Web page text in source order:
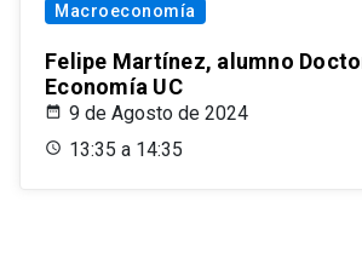
Macroeconomía
Felipe Martínez, alumno
Economía UC
9 de Agosto de 2024
13:35 a 14:35